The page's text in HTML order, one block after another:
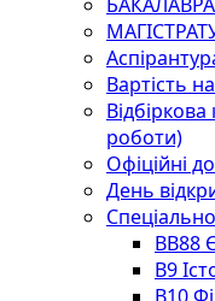
Вартість
роботи)
Офіційні
День
BВ88
B9